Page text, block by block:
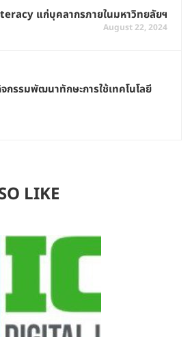
แก่บุคลากรภายในมหาวิทยลัยฯ
August 22, 2024
รรมพัฒนาทักษะการใช้เทคโนโลยี
LIKE